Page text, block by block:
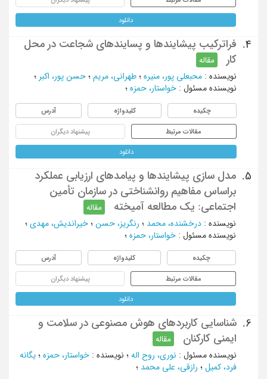
دانلود
4.
فراترکیب پیشایندها و پسایندهای شجاعت در محل
کار
مقاله
نویسنده : محبعلی پور، منیره ؛ طهرانی، مریم ؛ حسن پور، اکبر ؛
نویسنده مسئول : خواستار، حمزه ؛
چکیده کلیدواژه آدرس
مقالات مرتبط پیشنهاد دیگران
دانلود
5.
مدل ‌سازی پیشایندها و پیامدهای ارزیابی عملکرد
براساس مفاهیم روانشناختی در سازمان تأمین
اجتماعی: یک مطالعه آمیخته
مقاله
نویسنده : درخشنده، محمد ؛ رنگریز، حسن ؛ خیراندیش، مهدی ؛
نویسنده مسئول : خواستار، حمزه ؛
چکیده کلیدواژه آدرس
مقالات مرتبط پیشنهاد دیگران
دانلود
6.
شناسایی کاربردهای هوش مصنوعی در سلامت و
ایمنی کارکنان
مقاله
نویسنده مسئول : نوری، روح اله ؛ نویسنده : خواستار، حمزه ؛ یگانه
فرد، کمیل ؛ رازقی، علی محمد ؛